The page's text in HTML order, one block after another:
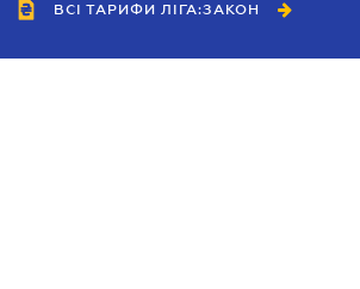
ВСІ ТАРИФИ ЛІГА:ЗАКОН